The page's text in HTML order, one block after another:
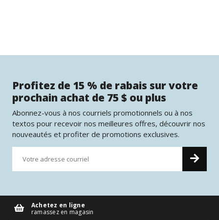
Profitez de 15 % de rabais sur votre
prochain achat de 75 $ ou plus
Abonnez-vous à nos courriels promotionnels ou à nos
textos pour recevoir nos meilleures offres, découvrir nos
nouveautés et profiter de promotions exclusives.
Achetez en ligne
ramassez en magasin